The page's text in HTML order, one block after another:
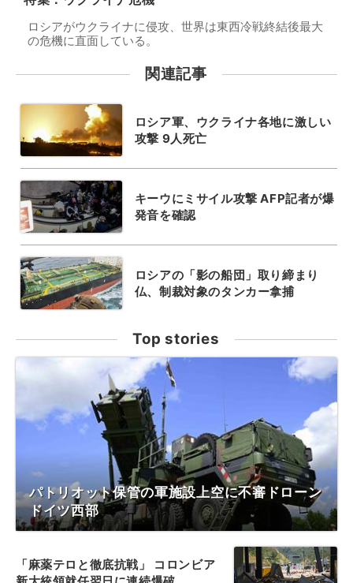
ロシアがウクライナに侵攻、世界は東西冷戦終結後最大
の危機に直面している。
関連記事
ロシア軍、ウクライナ各地に激しい
攻撃 9人死亡
キーウにミサイル攻撃 AFP記者が爆
発音を確認
ロシアの「影の船団」取り締まり
仏、制裁対象のタンカー拿捕
Top stories
パトリオット保管の軍施設上空に不審ドローン
ドイツ西部
「麻薬テロと徹底抗戦」 コロンビア